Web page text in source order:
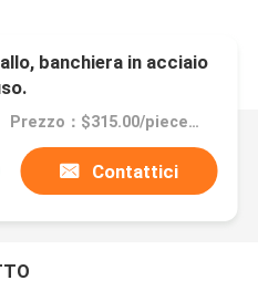
banchiera in acciaio
Prezzo：$315.00/pieces 5-49 pieces
Contattici